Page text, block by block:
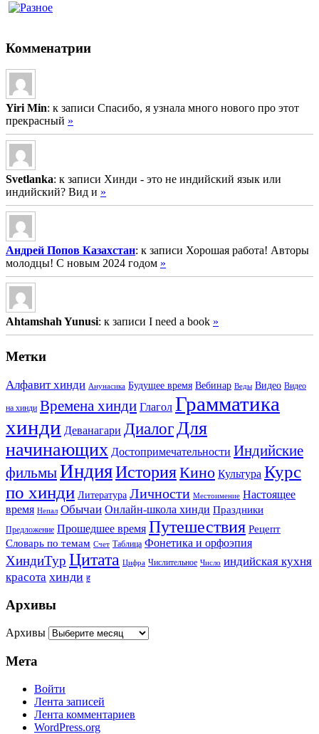
Комменатрии
Yiri Min: к записи Спасибо, я узнала много нового про этот
прекрасный »
Svetlanka: к записи Хинди - это не индийский язык или
индийский? Вид и »
Андрей Попов Казахстан: к записи Хорошая работа! Авторы
молодцы! С новым 2024 годом »
Ahtamshah Yunusi: к записи I need a book »
Метки
Алфавит хинди Анунасика Будущее время Вебинар Веды Видео Видео
на хинди Времена хинди Глагол Грамматика
хинди Деванагари Диалог Для
начинающих Достопримечательности Индийские
фильмыИндияИсторияКино Культура Курс
по хинди Литература Личности Местоимение Настоящее
время Непал Обычаи Онлайн-школа хинди Праздники
Предложение Прошедшее время Путешествия Рецепт
Словарь по темам Счет Таблица Фонетика и орфоэпия
ХиндиТур Цитата Цифра Числительное Число индийская кухня
красота хинди ह
Архивы
Архивы
Мета
Войти
Лента записей
Лента комментариев
WordPress.org